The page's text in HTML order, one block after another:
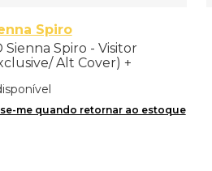
Spiro
Sienna Spiro - Visitor
Alt Cover) +
me quando retornar ao estoque